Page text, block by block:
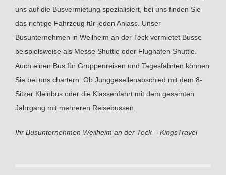
uns auf die Busvermietung spezialisiert, bei uns finden Sie
das richtige Fahrzeug für jeden Anlass. Unser
Busunternehmen in Weilheim an der Teck vermietet Busse
beispielsweise als Messe Shuttle oder Flughafen Shuttle.
Auch einen Bus für Gruppenreisen und Tagesfahrten können
Sie bei uns chartern. Ob Junggesellenabschied mit dem 8-
Sitzer Kleinbus oder die Klassenfahrt mit dem gesamten
Jahrgang mit mehreren Reisebussen.
Ihr Busunternehmen Weilheim an der Teck – KingsTravel